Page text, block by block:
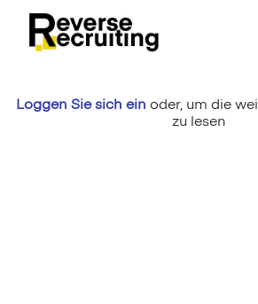
content
Loggen Sie sich ein oder, um die
zu lesen